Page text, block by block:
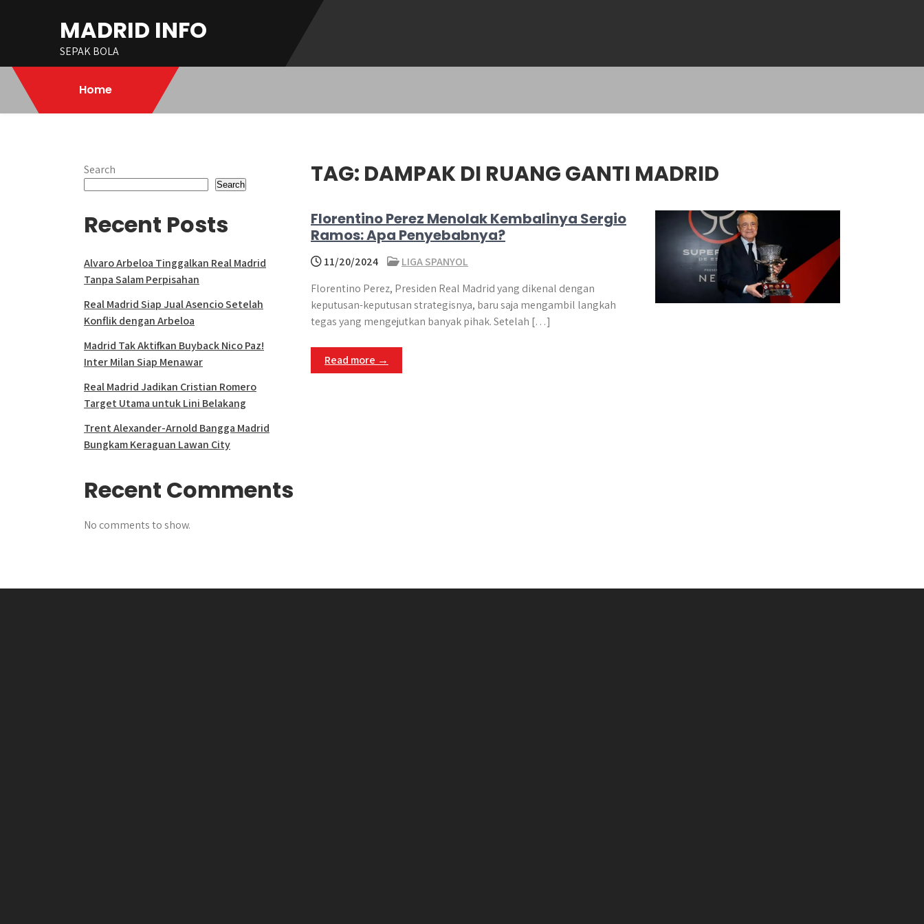
MADRID INFO
SEPAK BOLA
Home
TAG: DAMPAK DI RUANG GANTI MADRID
Florentino Perez Menolak Kembalinya Sergio
Ramos: Apa Penyebabnya?
11/20/2024
LIGA SPANYOL
Florentino Perez, Presiden Real Madrid yang dikenal dengan
keputusan-keputusan strategisnya, baru saja mengambil langkah
tegas yang mengejutkan banyak pihak. Setelah […]
Read more →
Search
Search
Recent Posts
Alvaro Arbeloa Tinggalkan Real Madrid
Tanpa Salam Perpisahan
Real Madrid Siap Jual Asencio Setelah
Konflik dengan Arbeloa
Madrid Tak Aktifkan Buyback Nico Paz!
Inter Milan Siap Menawar
Real Madrid Jadikan Cristian Romero
Target Utama untuk Lini Belakang
Trent Alexander-Arnold Bangga Madrid
Bungkam Keraguan Lawan City
Recent Comments
No comments to show.